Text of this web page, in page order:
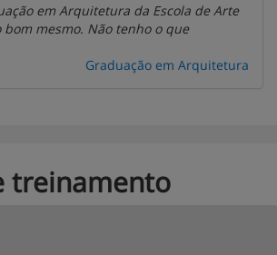
em Arquitetura da Escola de Arte
bom mesmo. Não tenho o que
Graduação em Arquitetura
treinamento